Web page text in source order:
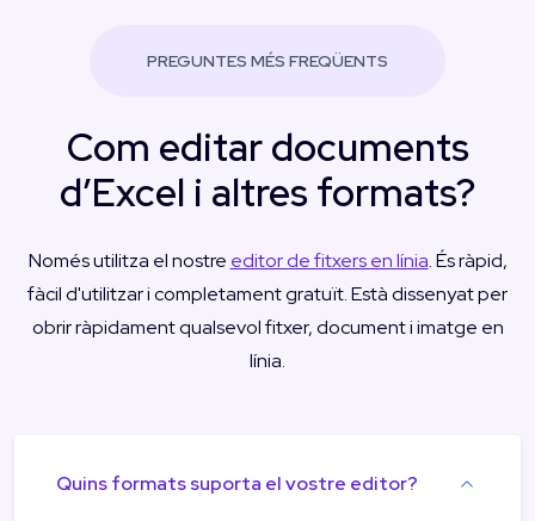
PREGUNTES MÉS FREQÜENTS
Com editar documents
d’Excel i altres formats?
Només utilitza el nostre editor de fitxers en línia. És ràpid,
fàcil d'utilitzar i completament gratuït. Està dissenyat per
obrir ràpidament qualsevol fitxer, document i imatge en
línia.
Quins formats suporta el vostre editor?